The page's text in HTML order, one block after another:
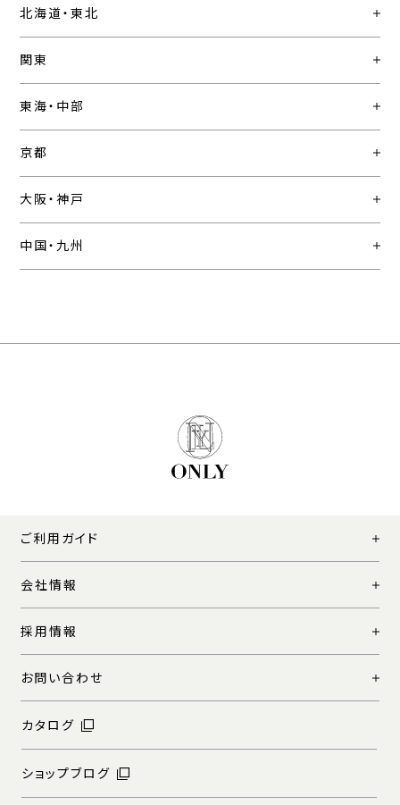
北海道・東北
関東
東海・中部
京都
大阪・神戸
中国・九州
ご利用ガイド
会社情報
採用情報
お問い合わせ
カタログ
ショップブログ